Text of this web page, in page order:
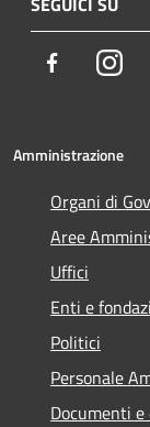
Facebook
Amministrazione
Organi di
Aree
Uffici
Enti e
Politici
Personale
Documenti e